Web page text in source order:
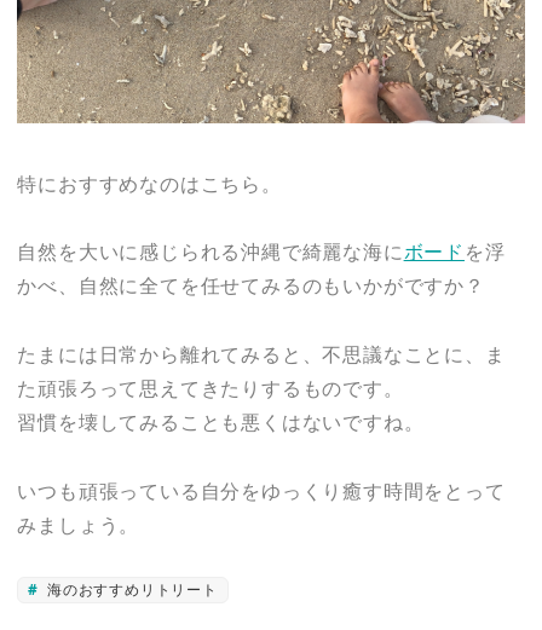
特におすすめなのはこちら。
自然を大いに感じられる沖縄で綺麗な海にボード を浮
かべ、自然に全てを任せてみるのもいかがですか？
たまには日常から離れてみると、不思議なことに、ま
た頑張ろって思えてきたりするものです。
習慣を壊してみることも悪くはないですね。
いつも頑張っている自分をゆっくり癒す時間をとって
みましょう。
海のおすすめリトリート